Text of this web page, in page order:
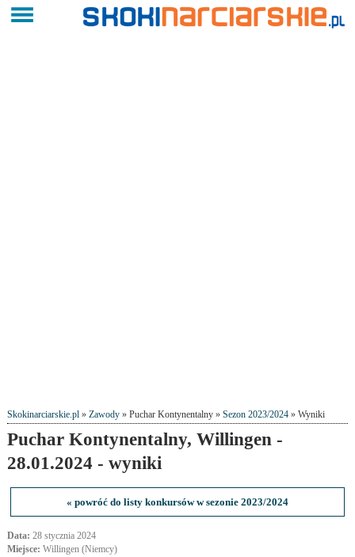
Skokinarciarskie.pl» Zawody» Puchar Kontynentalny » Sezon 2023/2024» Wyniki
Puchar Kontynentalny, Willingen -
28.01.2024 - wyniki
« powróć do listy konkursów w sezonie 2023/2024
Data: 28 stycznia 2024
Miejsce: Willingen (Niemcy)